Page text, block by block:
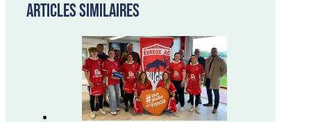
Articles similaires